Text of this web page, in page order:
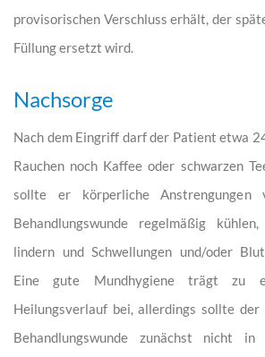
provisorischen Verschluss erhält, der
Füllung ersetzt wird.
Nachsorge
Nach dem Eingriff darf der Patient etwa
Rauchen noch Kaffee oder schwarzen
sollte er körperliche Anstrengungen
Behandlungswunde regelmäßig
lindern und Schwellungen und/oder
Eine gute Mundhygiene trägt zu
Heilungsverlauf bei, allerdings sollte
Behandlungswunde zunächst nicht